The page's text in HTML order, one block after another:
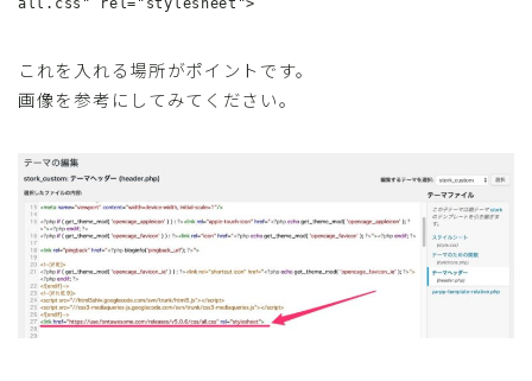
all.css" rel="stylesheet">
これを入れる場所がポイントです。
画像を参考にしてみてください。